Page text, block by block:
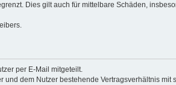
Dies gilt auch für mittelbare Schäden,
per E-Mail mitgeteilt.
dem Nutzer bestehende Vertragsverhältnis mit